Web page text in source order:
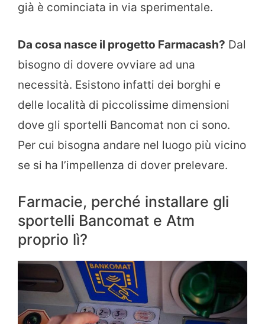
già è cominciata in via sperimentale.
Da cosa nasce il progetto Farmacash? Dal
bisogno di dovere ovviare ad una
necessità. Esistono infatti dei borghi e
delle località di piccolissime dimensioni
dove gli sportelli Bancomat non ci sono.
Per cui bisogna andare nel luogo più vicino
se si ha l’impellenza di dover prelevare.
Farmacie, perché installare gli
sportelli Bancomat e Atm
proprio lì?